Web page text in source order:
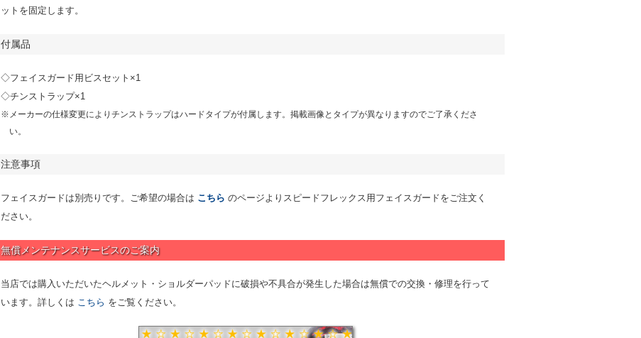
ットを固定します。
付属品
◇フェイスガード用ビスセット×1
◇チンストラップ×1
※メーカーの仕様変更によりチンストラップはハードタイプが付属します。掲載画像とタイプが異なりますのでご了承くださ
い。
注意事項
フェイスガードは別売りです。ご希望の場合は こちら のページよりスピードフレックス用フェイスガードをご注文く
ださい。
無償メンテナンスサービスのご案内
当店では購入いただいたヘルメット・ショルダーパッドに破損や不具合が発生した場合は無償での交換・修理を行って
います。詳しくは こちら をご覧ください。